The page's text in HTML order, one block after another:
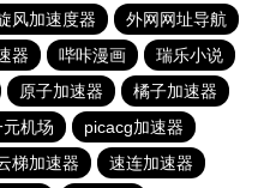
风加速度器
外网网址导航
器 哔咔漫画
瑞乐小说
原子加速器
橘子加速器
元机场
picacg加速器
梯加速器
速连加速器